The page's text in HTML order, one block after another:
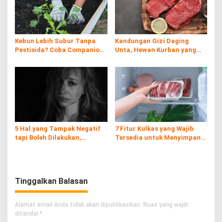
Kebun Lebih Subur Tanpa
Pestisida? Coba Companion
Kandungan Gizi Daging
Unta, Hewan Kurban yang
Tengah
5 Hal yang Tampak Negatif
tapi Boleh Dilakukan,
7 Fitur Kulkas yang Wajib
Tersedia untuk Menyimpan
Tinggalkan Balasan
Alamat email Anda tidak akan dipublikasikan. Ruas yang wajib
ditandai *